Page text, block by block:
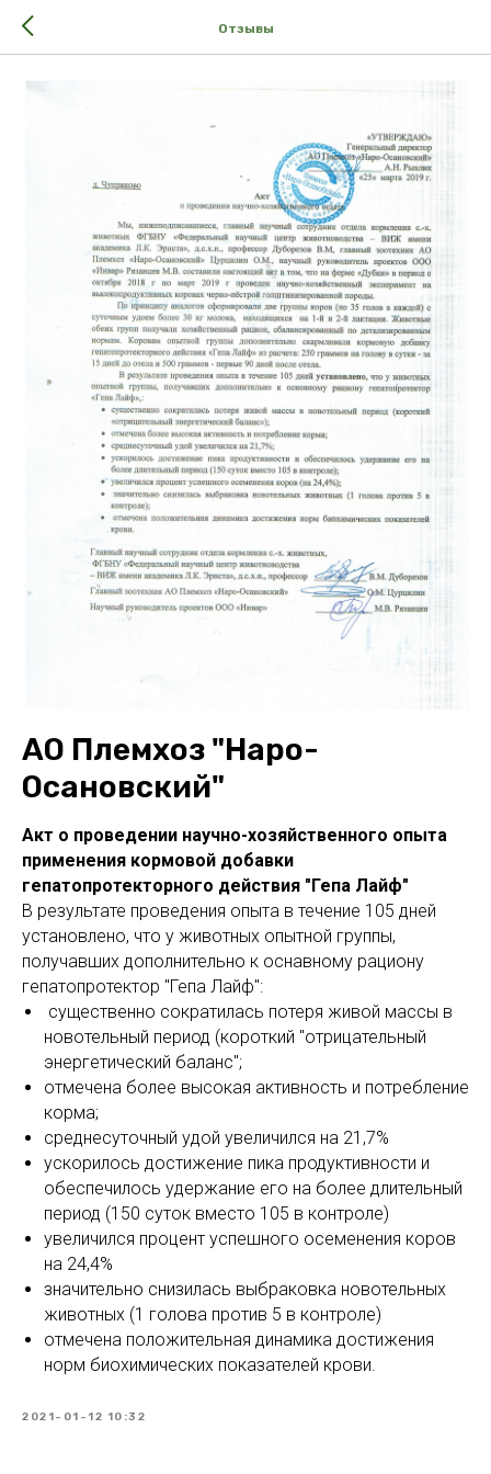
Отзывы
АО Племхоз "Наро-
Осановский"
Акт о проведении научно-хозяйственного опыта
применения кормовой добавки
гепатопротекторного действия "Гепа Лайф"
В результате проведения опыта в течение 105 дней
установлено, что у животных опытной группы,
получавших дополнительно к оснавному рациону
гепатопротектор "Гепа Лайф":
существенно сократилась потеря живой массы в
новотельный период (короткий "отрицательный
энергетический баланс";
отмечена более высокая активность и потребление
корма;
среднесуточный удой увеличился на 21,7%
ускорилось достижение пика продуктивности и
обеспечилось удержание его на более длительный
период (150 суток вместо 105 в контроле)
увеличился процент успешного осеменения коров
на 24,4%
значительно снизилась выбраковка новотельных
животных (1 голова против 5 в контроле)
отмечена положительная динамика достижения
норм биохимических показателей крови.
2021-01-12 10:32